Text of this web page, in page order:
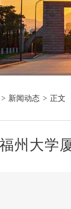
> 新闻动态 > 正文
福州大学